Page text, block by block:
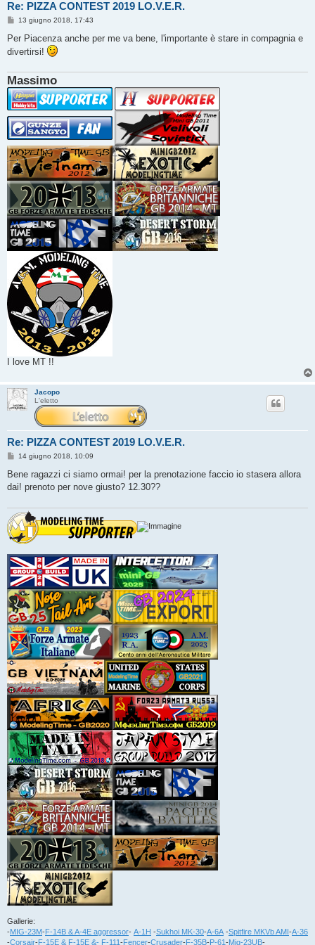
Re: PIZZA CONTEST 2019 LO.V.E.R.
M
s
a
i
o
13 giugno 2018, 17:43
Per Piacenza anche per me va bene, l'importante è stare in compagnia e
divertirsi!
Massimo
I love MT !!
Jacopo
L'eletto
Re: PIZZA CONTEST 2019 LO.V.E.R.
M
s
a
i
o
14 giugno 2018, 10:09
Bene ragazzi ci siamo ormai! per la prenotazione faccio io stasera allora
dai! prenoto per nove giusto? 12.30??
Gallerie:
-MIG-23M-F-14B & A-4E aggressor- A-1H -Sukhoi MK-30-A-6A -Spitfire MKVb AMI-A-36
-Corsair-F-15E & F-15E &- F-111-Fencer-Crusader-F-35B-P-61-Mig-23UB-